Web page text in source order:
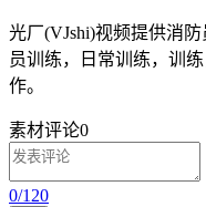
光厂(VJshi)视频提供消防
员训练，日常训练，训
作。
素材评论0
0/120